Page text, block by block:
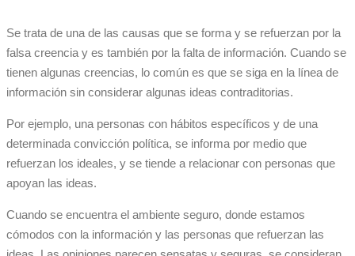
Se trata de una de las causas que se forma y se refuerzan por la
falsa creencia y es también por la falta de información. Cuando se
tienen algunas creencias, lo común es que se siga en la línea de
información sin considerar algunas ideas contraditorias.
Por ejemplo, una personas con hábitos específicos y de una
determinada convicción política, se informa por medio que
refuerzan los ideales, y se tiende a relacionar con personas que
apoyan las ideas.
Cuando se encuentra el ambiente seguro, donde estamos
cómodos con la información y las personas que refuerzan las